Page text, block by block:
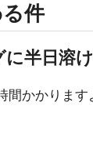
件
半日溶
間かかります